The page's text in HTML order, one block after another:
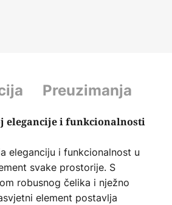
Preuzimanja
elegancije i funkcionalnosti
eleganciju i funkcionalnost u
svake prostorije. S
robusnog čelika i nježno
element postavlja